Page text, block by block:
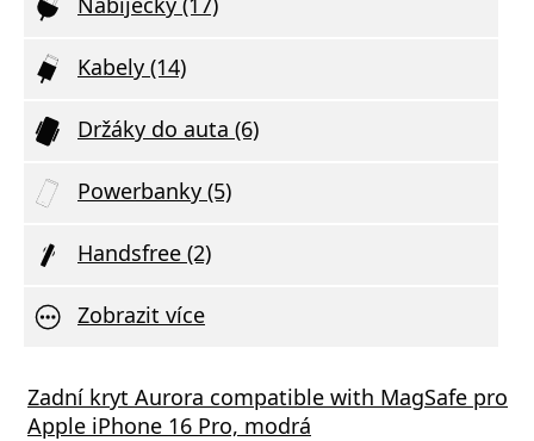
Kabely (14)
Držáky do auta (6)
Powerbanky (5)
Handsfree (2)
Zobrazit více
Zadní kryt Aurora compatible with MagSafe pro
Apple iPhone 16 Pro, modrá
nabíječka FIXED s 2xUSB výstupem, 17W
Rapid Charge, bílá